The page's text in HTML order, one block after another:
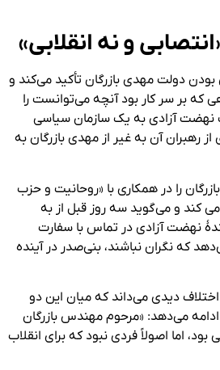
و نه انقلابی»
دولت مهدی بازرگان تأکید می‌کند و
این دولت در ۹ ماهی که بر سر کار بود آنچه می‌توانست را
نهضت آزادی به یک سازمان سیاسی
رهبران آن به غیر از مهدی بازرگان به
را در همکاری با «روحانیت و حزب
کند و می‌گوید سه روز قبل از به
نهضت آزادی در تماس با سفارت
که نگران نباشند، بنی‌صدر در آینده
دیدی می‌داند که میان این دو
می‌دهد: «مرحوم مهندس بازرگان
اما اصولاً فردی نبود که برای انقلاب